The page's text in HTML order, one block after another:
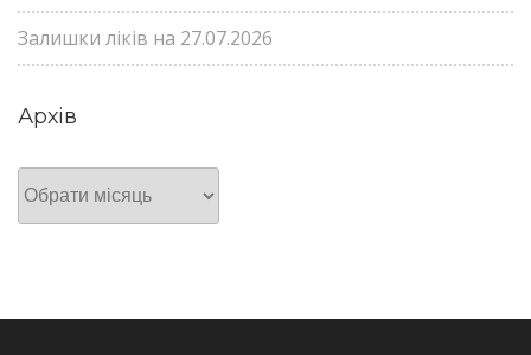
Залишки ліків на 27.07.2026
Архів
Архів